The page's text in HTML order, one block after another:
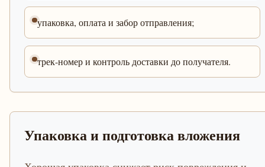
упаковка, оплата и забор отправления;
трек-номер и контроль доставки до получателя.
Упаковка и подготовка вложения